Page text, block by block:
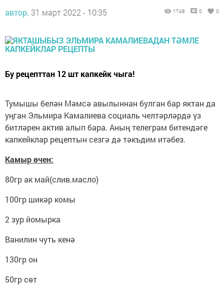
автор, 31 март 2022 - 10:35 1748 0 0
Бу рецепттан 12 шт капкейк чыга!
Тумышы белән Мәмсә авылыннан булган бар яктан да
уңган Эльмира Камалиева социаль челтәрләрдә үз
битләрен актив алып бара. Аның телеграм битендәге
капкейклар рецептын сезгә дә тәкъдим итәбез.
Камыр өчен:
80гр ак май(слив.масло)
100гр шикәр комы
2 зур йомырка
Ванилин чуть кенә
130гр он
50гр сөт